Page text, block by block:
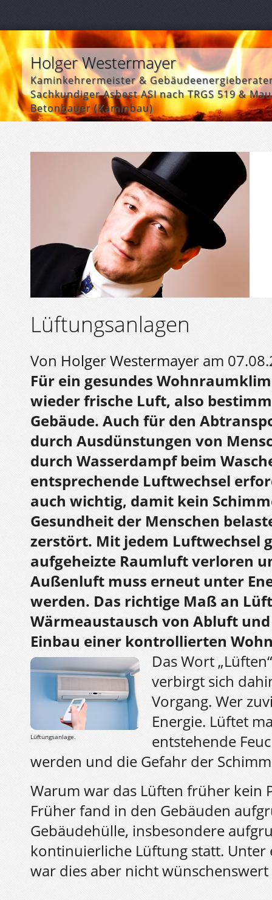
Holger Westermayer
Kaminkehrermeister &
Sachkundiger Asbest ASI nach TRGS 519 &
Betonbauer (Kaminbau)
Lüftungsanlagen
Von Holger Westermayer am
Für ein gesundes
wieder frische Luft, also
Gebäude. Auch für den
durch Ausdünstungen von
durch Wasserdampf beim
entsprechende Luftwechsel
auch wichtig, damit kein
Gesundheit der Menschen
zerstört. Mit jedem Luftwechsel
aufgeheizte Raumluft verloren
Außenluft muss erneut unter
werden. Das richtige Maß an
Wärmeaustausch von Abluft
Einbau einer kontrollierten
Lüftungsanlage.
Das Wort
verbirgt sich
Vorgang. Wer
Energie. Lüftet
entstehende
werden und die Gefahr der
Warum war das Lüften früher kein
Früher fand in den Gebäuden
Gebäudehülle, insbesondere
kontinuierliche Lüftung statt. Unter
war dies aber nicht